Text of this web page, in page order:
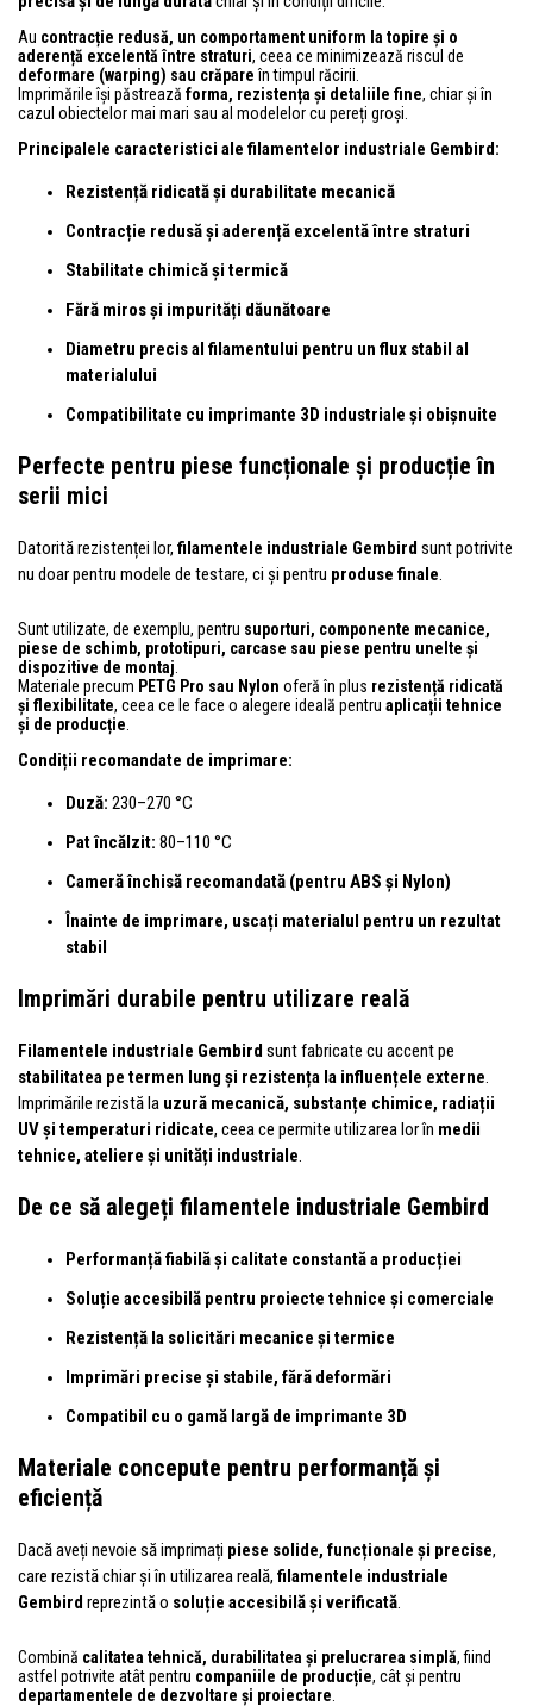
Au contracție redusă, un comportament uniform la topire și o
aderență excelentă între straturi, ceea ce minimizează riscul de
deformare (warping) sau crăpareîn timpul răcirii.
Imprimările își păstrează forma, rezistența și detaliile fine, chiar și în
cazul obiectelor mai mari sau al modelelor cu pereți groși.
Principalele caracteristici ale filamentelor industriale Gembird:
Rezistență ridicată și durabilitate mecanică
Contracție redusă și aderență excelentă între straturi
Stabilitate chimică și termică
Fără miros și impurități dăunătoare
Diametru precis al filamentului pentru un flux stabil al
materialului
Compatibilitate cu imprimante 3D industriale și obișnuite
Perfecte pentru piese funcționale și producție în
serii mici
Datorită rezistenței lor, filamentele industriale Gembird sunt potrivite
nu doar pentru modele de testare, ci și pentru produse finale.
Sunt utilizate, de exemplu, pentru suporturi, componente mecanice,
piese de schimb, prototipuri, carcase sau piese pentru unelte și
dispozitive de montaj
Materiale precum PETG Pro sau Nylon oferă în plus rezistență ridicată
și flexibilitate, ceea ce le face o alegere ideală pentru aplicații tehnice
și de producție
Condiții recomandate de imprimare:
Duză: 230–270 °C
Pat încălzit: 80–110 °C
Cameră închisă recomandată (pentru ABS și Nylon)
Înainte de imprimare, uscați materialul pentru un rezultat
stabil
Imprimări durabile pentru utilizare reală
Filamentele industriale Gembird sunt fabricate cu accent pe
stabilitatea pe termen lung și rezistența la influențele externe.
Imprimările rezistă la uzură mecanică, substanțe chimice, radiații
UV și temperaturi ridicate, ceea ce permite utilizarea lor în medii
tehnice, ateliere și unități industriale.
De ce să alegeți filamentele industriale Gembird
Performanță fiabilă și calitate constantă a producției
Soluție accesibilă pentru proiecte tehnice și comerciale
Rezistență la solicitări mecanice și termice
Imprimări precise și stabile, fără deformări
Compatibil cu o gamă largă de imprimante 3D
Materiale concepute pentru performanță și
eficiență
Dacă aveți nevoie să imprimați piese solide, funcționale și precise,
care rezistă chiar și în utilizarea reală, filamentele industriale
Gembird reprezintă o soluție accesibilă și verificată.
Combină calitatea tehnică, durabilitatea și prelucrarea simplă, fiind
astfel potrivite atât pentru companiile de producție, cât și pentru
departamentele de dezvoltare și proiectare